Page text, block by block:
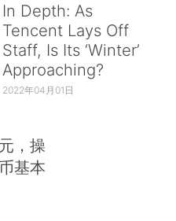
In Depth: As
Tencent Lays Off
Staff, Is Its ‘Winter’
Approaching?
2022年04月01日
，操
基本